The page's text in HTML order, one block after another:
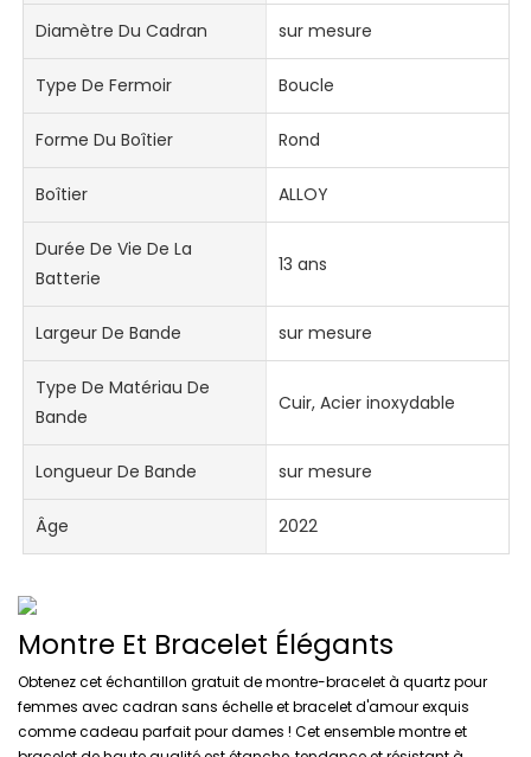
Diamètre Du Cadran sur mesure
Type De Fermoir Boucle
Forme Du Boîtier Rond
Boîtier ALLOY
Durée De Vie De La
Batterie
13 ans
Largeur De Bande sur mesure
Type De Matériau De
Bande
Cuir, Acier inoxydable
Longueur De Bande sur mesure
Âge 2022
Montre Et Bracelet Élégants
Obtenez cet échantillon gratuit de montre-bracelet à quartz pour
femmes avec cadran sans échelle et bracelet d'amour exquis
comme cadeau parfait pour dames ! Cet ensemble montre et